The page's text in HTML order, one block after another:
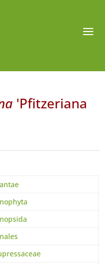
'Pfitzeriana